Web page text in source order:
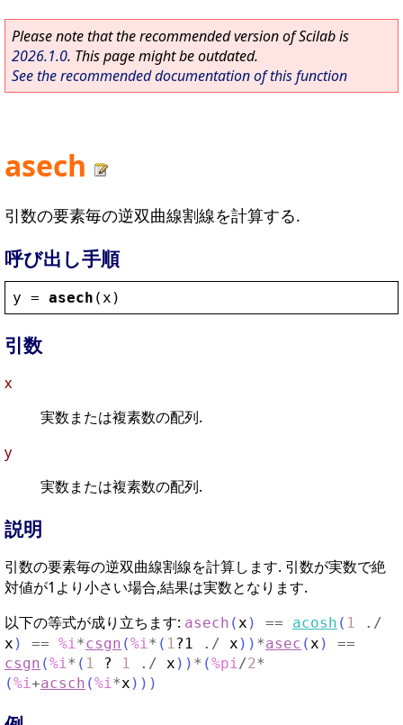
Please note that the recommended version of Scilab is
2026.1.0. This page might be outdated.
See the recommended documentation of this function
asech
引数の要素毎の逆双曲線割線を計算する.
呼び出し手順
y = asech ( x )
引数
x
実数または複素数の配列.
y
実数または複素数の配列.
説明
引数の要素毎の逆双曲線割線を計算します. 引数が実数で絶
対値が1より小さい場合,結果は実数となります.
以下の等式が成り立ちます: asech (x ) == acosh ( 1
./
x ) == %i*csgn (%i* ( 1?1 ./ x ) ) *asec (x )
==
csgn (%i* ( 1 ? 1 ./ x ) ) * (%pi/2*
(%i+acsch (%i*x ) ) )